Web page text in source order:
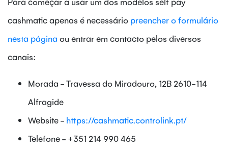
cashmatic apenas é necessário preencher o formulário
nesta página ou entrar em contacto pelos diversos
canais:
Morada - Travessa do Miradouro, 12B 2610-114
Alfragide
Website - https://cashmatic.controlink.pt/
Telefone - +351 214 990 465